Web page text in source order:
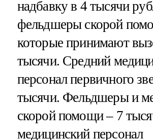
надбавку в 4 тысячи
фельдшеры скорой
которые принимают
тысячи. Средний
персонал первичного
тысячи. Фельдшеры и
скорой помощи – 7
медицинский персонал